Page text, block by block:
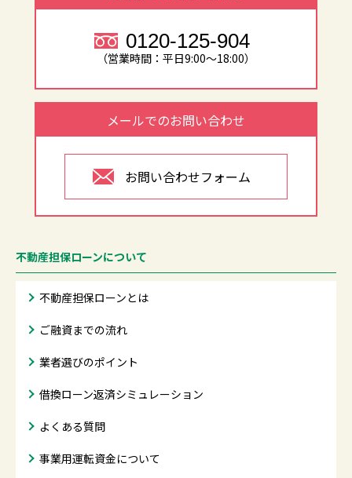
0120-125-904
（営業時間：平日9:00～18:00）
メールでのお問い合わせ
お問い合わせフォーム
不動産担保ローンについて
不動産担保ローンとは
ご融資までの流れ
業者選びのポイント
借換ローン返済シミュレーション
よくある質問
事業用運転資金について